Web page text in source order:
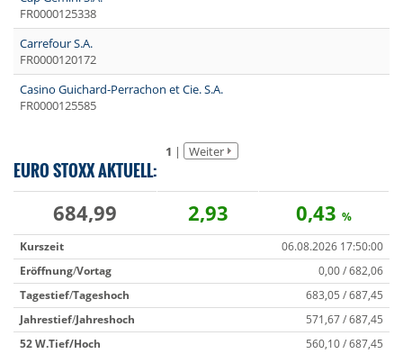
FR0000125338
Carrefour S.A.
FR0000120172
Casino Guichard-Perrachon et Cie. S.A.
FR0000125585
1 | Weiter
EURO STOXX AKTUELL:
684,99 2,93 0,43 %
Kurszeit
06.08.2026 17:50:00
Eröffnung/Vortag
0,00 / 682,06
Tagestief/Tageshoch
683,05 / 687,45
Jahrestief/Jahreshoch
571,67 / 687,45
52 W.Tief/Hoch 560,10 / 687,45